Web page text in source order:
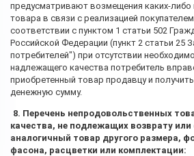
предусматривают возмещения каких-
товара в связи с реализацией
соответствии с пунктом 1 статьи 502
Российской Федерации (пункт 2 статьи 25
потребителей") при отсутствии
надлежащего качества потребитель
приобретенный товар продавцу и
денежную сумму.
8. Перечень непродовольственных
качества, не подлежащих возврату или
аналогичный товар другого размера,
фасона, расцветки или комплектации: